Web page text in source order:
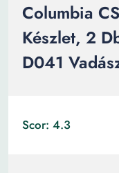
Columbia
Készlet, 2
D041
Scor: 4.3